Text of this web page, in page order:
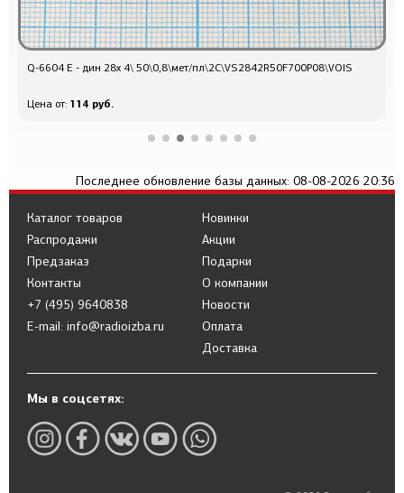
Q-6604 E - дин 28x 4\ 50\0,8\мет/пл\2C\VS2842R50F700P08\VOIS
Цена от: 114 руб.
Последнее обновление базы данных: 08-08-2026 20:36
Каталог товаров
Распродажи
Предзаказ
Новинки
Акции
Подарки
Контакты
+7 (495) 9640838
E-mail: info@radioizba.ru
О компании
Новости
Оплата
Доставка
Мы в соцсетях: